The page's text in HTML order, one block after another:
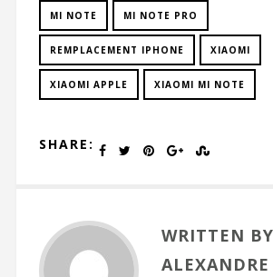
MI NOTE MI NOTE PRO
REMPLACEMENT IPHONE XIAOMI
XIAOMI APPLE XIAOMI MI NOTE
SHARE:
WRITTEN BY
ALEXANDRE